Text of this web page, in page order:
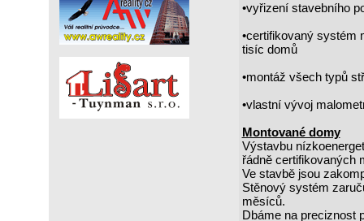
•vyřizení stavebního
•certifikovaný systém
tisíc domů
•montáž všech typů
•vlastní vývoj
Montované domy
Výstavbu
řádně certifikovaných
Ve stavbě jsou
Stěnový systém
měsíců.
Dbáme na preciznost